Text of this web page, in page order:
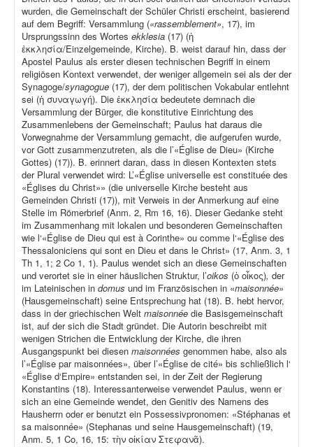
wurden, die Gemeinschaft der Schüler Christi erscheint, basierend
auf dem Begriff: Versammlung («rassemblement», 17), im
Ursprungssinn des Wortes ekklesia (17) (ἡ
ἐκκλησία/Einzelgemeinde, Kirche). B. weist darauf hin, dass der
Apostel Paulus als erster diesen technischen Begriff in einem
religiösen Kontext verwendet, der weniger allgemein sei als der der
Synagoge/synagogue (17), der dem politischen Vokabular entlehnt
sei (ἡ συναγωγή). Die ἐκκλησία bedeutete demnach die
Versammlung der Bürger, die konstitutive Einrichtung des
Zusammenlebens der Gemeinschaft; Paulus hat daraus die
Vorwegnahme der Versammlung gemacht, die aufgerufen wurde,
vor Gott zusammenzutreten, als die l’«Église de Dieu» (Kirche
Gottes) (17)). B. erinnert daran, dass in diesen Kontexten stets
der Plural verwendet wird: L’«Église universelle est constituée des
«Églises du Christ»» (die universelle Kirche besteht aus
Gemeinden Christi (17)), mit Verweis in der Anmerkung auf eine
Stelle im Römerbrief (Anm. 2, Rm 16, 16). Dieser Gedanke steht
im Zusammenhang mit lokalen und besonderen Gemeinschaften
wie l‘«Église de Dieu qui est à Corinthe» ou comme l‘«Église des
Thessaloniciens qui sont en Dieu et dans le Christ» (17, Anm. 3, 1
Th 1, 1; 2 Co 1, 1). Paulus wendet sich an diese Gemeinschaften
und verortet sie in einer häuslichen Struktur, l’oikos (ὁ οἶκος), der
im Lateinischen in domus und im Französischen in «maisonnée»
(Hausgemeinschaft) seine Entsprechung hat (18). B. hebt hervor,
dass in der griechischen Welt maisonnée die Basisgemeinschaft
ist, auf der sich die Stadt gründet. Die Autorin beschreibt mit
wenigen Strichen die Entwicklung der Kirche, die ihren
Ausgangspunkt bei diesen maisonnées genommen habe, also als
l’«Église par maisonnées», über l’«Église de cité» bis schließlich l‘
«Église d‘Empire» entstanden sei, in der Zeit der Regierung
Konstantins (18). Interessanterweise verwendet Paulus, wenn er
sich an eine Gemeinde wendet, den Genitiv des Namens des
Hausherrn oder er benutzt ein Possessivpronomen: «Stéphanas et
sa maisonnée» (Stephanas und seine Hausgemeinschaft) (19,
Anm. 5, 1 Co, 16, 15: τὴν οἰκίαν Στεφανᾶ).